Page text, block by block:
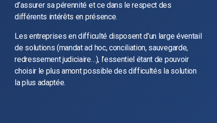
d’assurer sa pérennité et ce dans le respect des
différents intérêts en présence.
Les entreprises en difficulté disposent d’un large éventail
de solutions (mandat ad hoc, conciliation, sauvegarde,
redressement judiciaire…), l’essentiel étant de pouvoir
choisir le plus amont possible des difficultés la solution
la plus adaptée.